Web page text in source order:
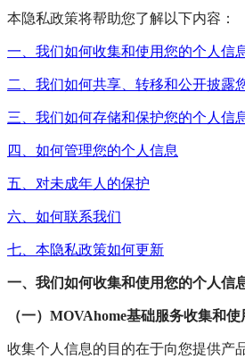
本隐私政策将帮助您了解以下内容：
一、我们如何收集和使用您的个人信
二、我们如何共享、转移和公开披露
三、我们如何存储和保护您的个人信
四、如何管理您的个人信息
五、对未成年人的保护
六、如何联系我们
七、本隐私政策如何更新
一、我们如何收集和使用您的个人信
（一）MOVAhome基础服务收集和
收集个人信息的目的在于向您提供产